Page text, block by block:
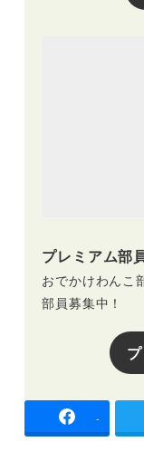
プレミアム部
おでかけわんこ
部員募集中！
-